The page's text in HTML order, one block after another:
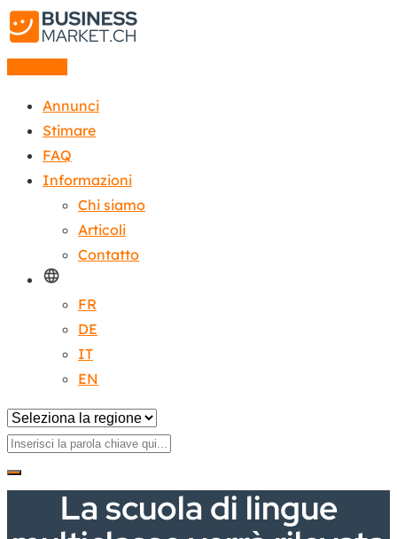
Annunci
Stimare
FAQ
Informazioni
Chi siamo
Articoli
Contatto
FR
DE
IT
EN
La scuola di lingue